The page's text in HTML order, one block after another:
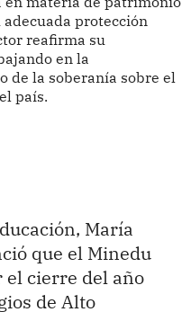
protección
reafirma su
en la
de la soberanía sobre el
país.
María
que el Minedu
el cierre del año
de Alto